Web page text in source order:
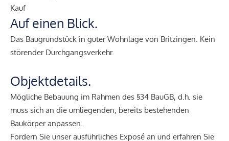
Kauf
Auf einen Blick.
Das Baugrundstück in guter Wohnlage von Britzingen. Kein
störender Durchgangsverkehr.
Objektdetails.
Mögliche Bebauung im Rahmen des §34 BauGB, d.h. sie
muss sich an die umliegenden, bereits bestehenden
Baukörper anpassen.
Fordern Sie unser ausführliches Exposé an und erfahren Sie